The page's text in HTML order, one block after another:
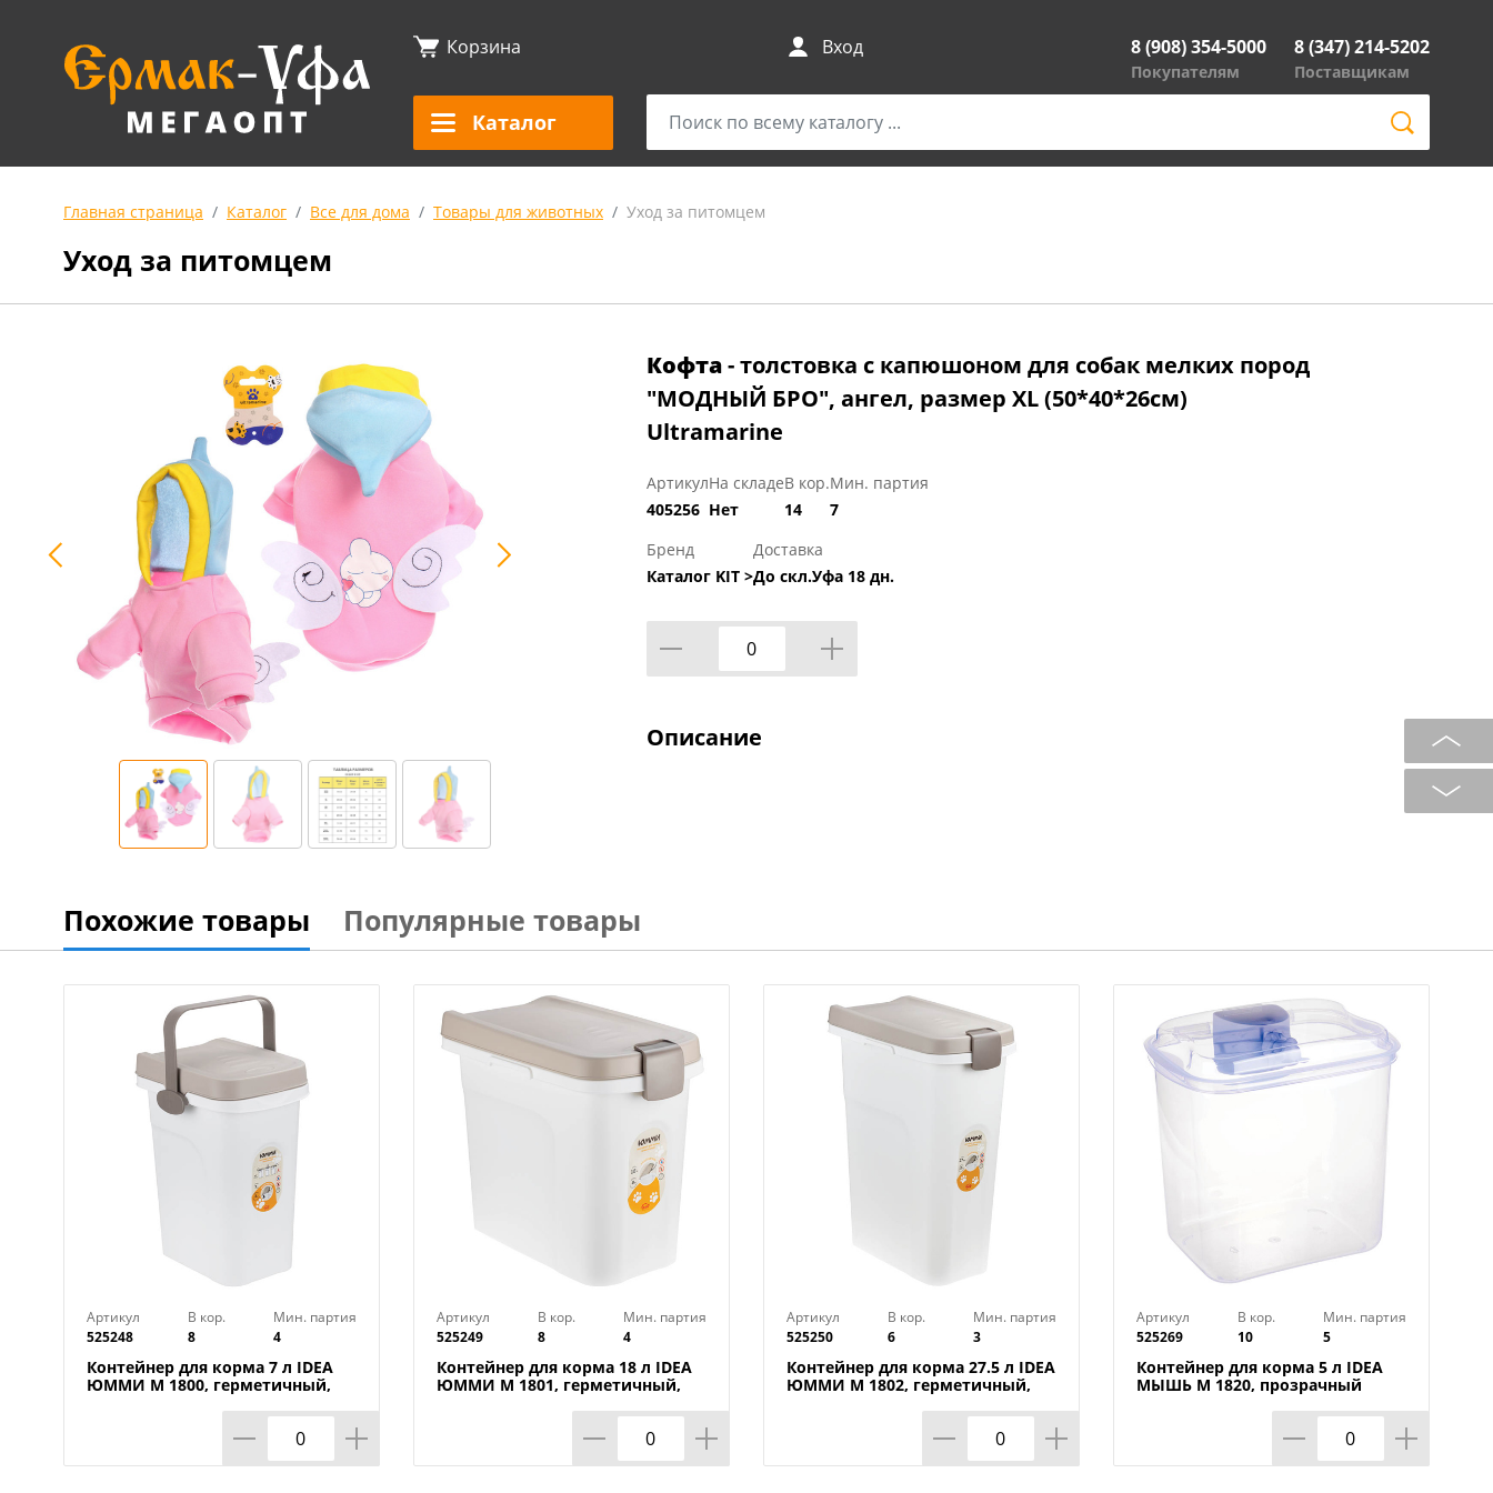
Корзина Вход 8 (908) 354-5000
Покупателям
8 (347) 214-5202
Поставщикам
Каталог
Главная страница Каталог Все для дома Товары для животных Уход за питомцем
Уход за питомцем
Кофта- толстовка с капюшоном для собак мелких пород
"МОДНЫЙ БРО", ангел, размер XL (50*40*26см)
Ultramarine
Артикул
405256
На складе
Нет
В кор.
14
Мин. партия
7
Бренд
Каталог KIT >
Доставка
До скл.Уфа 18 дн.
Описание
Похожие товары Популярные товары
Артикул
525248
В кор.
8
Мин. партия
4
Контейнер для корма 7 л IDEA
ЮММИ М 1800, герметичный,
Артикул
525249
В кор.
8
Мин. партия
4
Контейнер для корма 18 л IDEA
ЮММИ М 1801, герметичный,
Артикул
525250
В кор.
6
Мин. партия
3
Контейнер для корма 27.5 л IDEA
ЮММИ М 1802, герметичный,
Артикул
525269
В кор.
10
Мин. партия
5
Контейнер для корма 5 л IDEA
МЫШЬ М 1820, прозрачный